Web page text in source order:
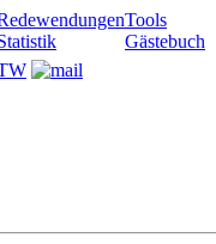
Tools
Gästebuch